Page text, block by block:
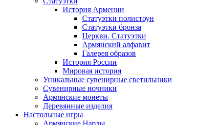
История Армении
Статуэтки полистоун
Статуэтки бронза
Церкви. Статуэтки
Армянский алфавит
Галерея образов
История России
Мировая история
Уникальные сувенирные светильники
Сувенирные ночники
Армянские монеты
Деревянные изделия
Настольные игры
Армянские Нарды